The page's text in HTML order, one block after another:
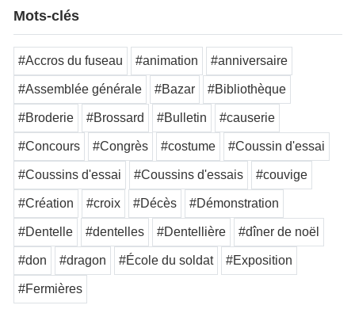
Mots-clés
#Accros du fuseau #animation #anniversaire
#Assemblée générale #Bazar #Bibliothèque
#Broderie #Brossard #Bulletin #causerie
#Concours #Congrès #costume #Coussin d'essai
#Coussins d'essai #Coussins d'essais #couvige
#Création #croix #Décès #Démonstration
#Dentelle #dentelles #Dentellière #dîner de noël
#don #dragon #École du soldat #Exposition
#Fermières